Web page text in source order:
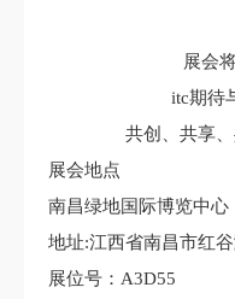
展会
itc期待
共创、共享
展会地点
南昌绿地国际博览中心
地址:江西省南昌市红
展位号：A3D55